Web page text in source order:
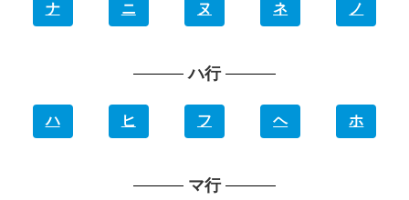
ナ ニ ヌ ネ ノ
ハ行
ハ ヒ フ ヘ ホ
マ行